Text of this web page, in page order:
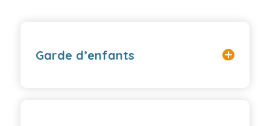
Garde d’enfants